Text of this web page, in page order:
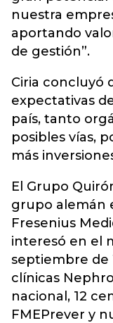
nuestra
aportando
de gestión”.
Ciria concluyó
expectativas
país, tanto
posibles vías,
más
El Grupo
grupo alemán
Fresenius
interesó en el
septiembre de
clínicas
nacional, 12
FMEPrever y